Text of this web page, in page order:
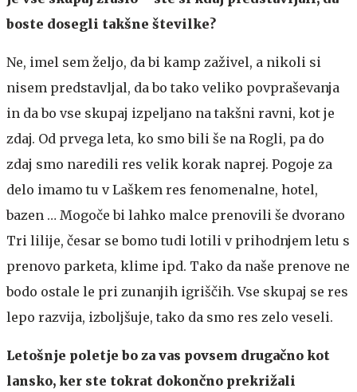
boste dosegli takšne številke?
Ne, imel sem željo, da bi kamp zaživel, a nikoli si
nisem predstavljal, da bo tako veliko povpraševanja
in da bo vse skupaj izpeljano na takšni ravni, kot je
zdaj. Od prvega leta, ko smo bili še na Rogli, pa do
zdaj smo naredili res velik korak naprej. Pogoje za
delo imamo tu v Laškem res fenomenalne, hotel,
bazen … Mogoče bi lahko malce prenovili še dvorano
Tri lilije, česar se bomo tudi lotili v prihodnjem letu s
prenovo parketa, klime ipd. Tako da naše prenove ne
bodo ostale le pri zunanjih igriščih. Vse skupaj se res
lepo razvija, izboljšuje, tako da smo res zelo veseli.
Letošnje poletje bo za vas povsem drugačno kot
lansko, ker ste tokrat dokončno prekrižali